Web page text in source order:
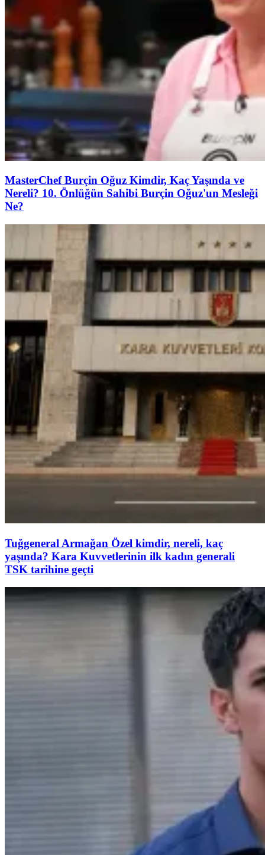
MasterChef Burçin Oğuz Kimdir, Kaç Yaşında ve
Nereli? 10. Önlüğün Sahibi Burçin Oğuz'un Mesleği
Ne?
Tuğgeneral Armağan Özel kimdir, nereli, kaç
yaşında? Kara Kuvvetlerinin ilk kadın generali
TSK tarihine geçti